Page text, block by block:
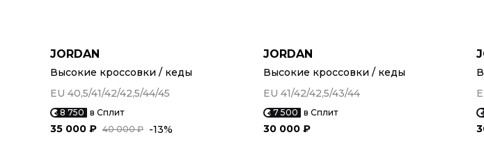
JORDAN
Высокие кроссовки / кеды
EU 40,5/41/42/42,5/44/45
8 750 в Сплит
40 000 ₽
35 000 ₽ -13%
JORDAN
Высокие кроссовки / кеды
EU 41/42/42,5/43/44
7 500 в Сплит
30 000 ₽